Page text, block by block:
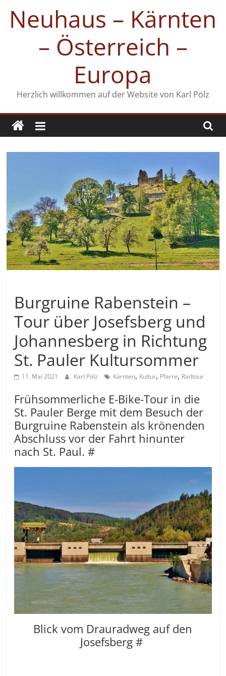
Inhalt
springen
Neuhaus – Kärnten
– Österreich –
Europa
Herzlich willkommen auf der Website von Karl Pölz
Burgruine Rabenstein –
Tour über Josefsberg und
Johannesberg in Richtung
St. Pauler Kultursommer
11. Mai 2021 Karl Pölz Kärnten, Kultur, Pfarre, Radtour
Frühsommerliche E-Bike-Tour in die
St. Pauler Berge mit dem Besuch der
Burgruine Rabenstein als krönenden
Abschluss vor der Fahrt hinunter
nach St. Paul. #
Blick vom Drauradweg auf den
Josefsberg #